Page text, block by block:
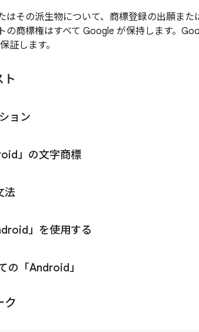
はその派生物について、商標登録の出願ま
の商標権はすべて Google が保持します。
証します。
ョン
」の文字商標
法
」を使用する
の「Android」
ク